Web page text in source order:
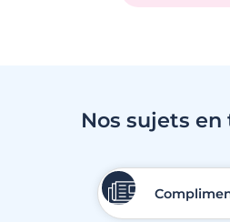
Nos sujets